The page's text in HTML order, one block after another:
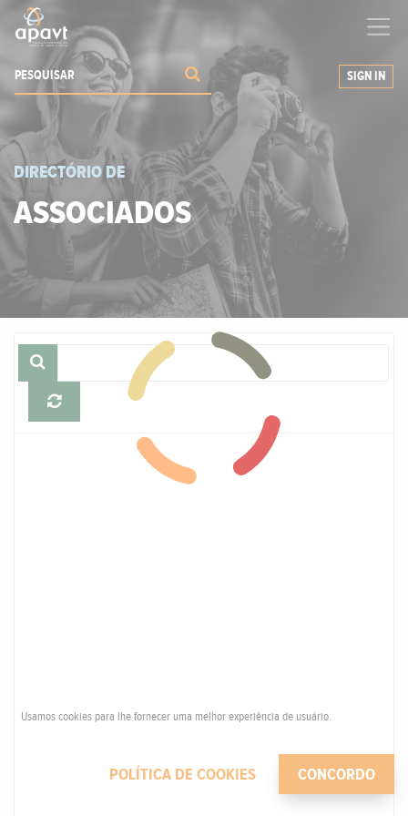
a expandir os seus negócios
SIGN IN
DIRECTÓRIO DE
ASSOCIADOS
Usamos cookies para lhe fornecer uma melhor experiência de usuário.
POLÍTICA DE COOKIES CONCORDO